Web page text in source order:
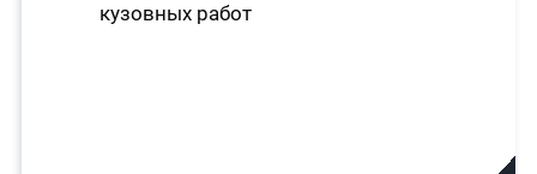
кузовных работ